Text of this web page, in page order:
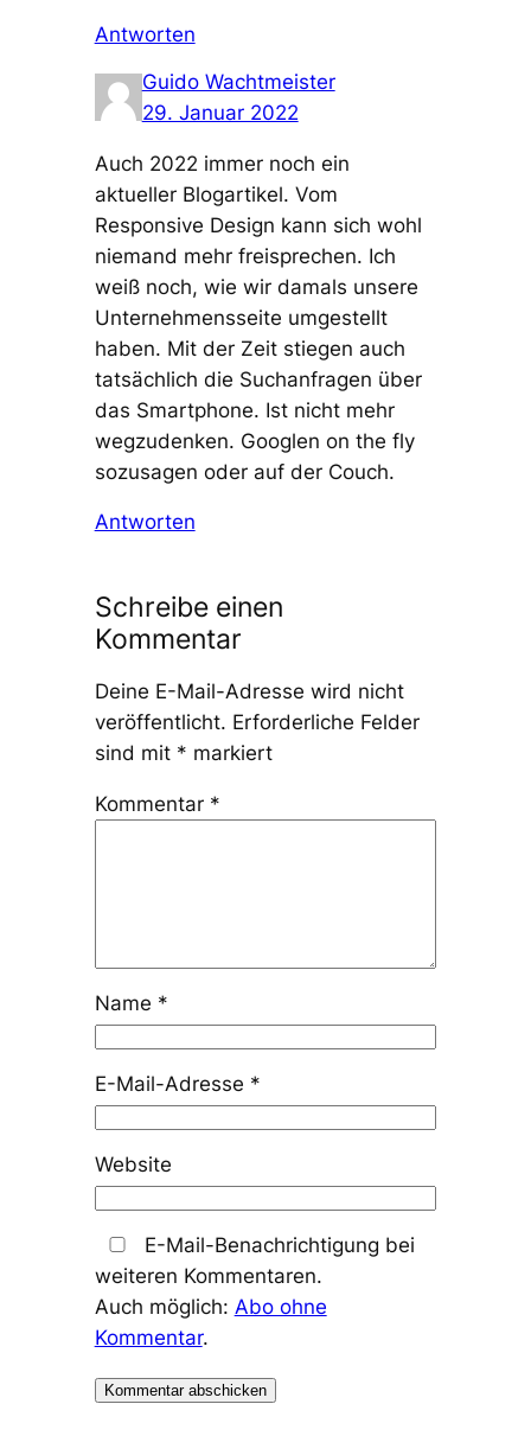
Antworten
Guido Wachtmeister
29. Januar 2022
Auch 2022 immer noch ein
aktueller Blogartikel. Vom
Responsive Design kann sich wohl
niemand mehr freisprechen. Ich
weiß noch, wie wir damals unsere
Unternehmensseite umgestellt
haben. Mit der Zeit stiegen auch
tatsächlich die Suchanfragen über
das Smartphone. Ist nicht mehr
wegzudenken. Googlen on the fly
sozusagen oder auf der Couch.
Antworten
Schreibe einen
Kommentar
Deine E-Mail-Adresse wird nicht
veröffentlicht. Erforderliche Felder
sind mit * markiert
Kommentar *
Name *
E-Mail-Adresse *
Website
E-Mail-Benachrichtigung bei
weiteren Kommentaren.
Auch möglich: Abo ohne
Kommentar.